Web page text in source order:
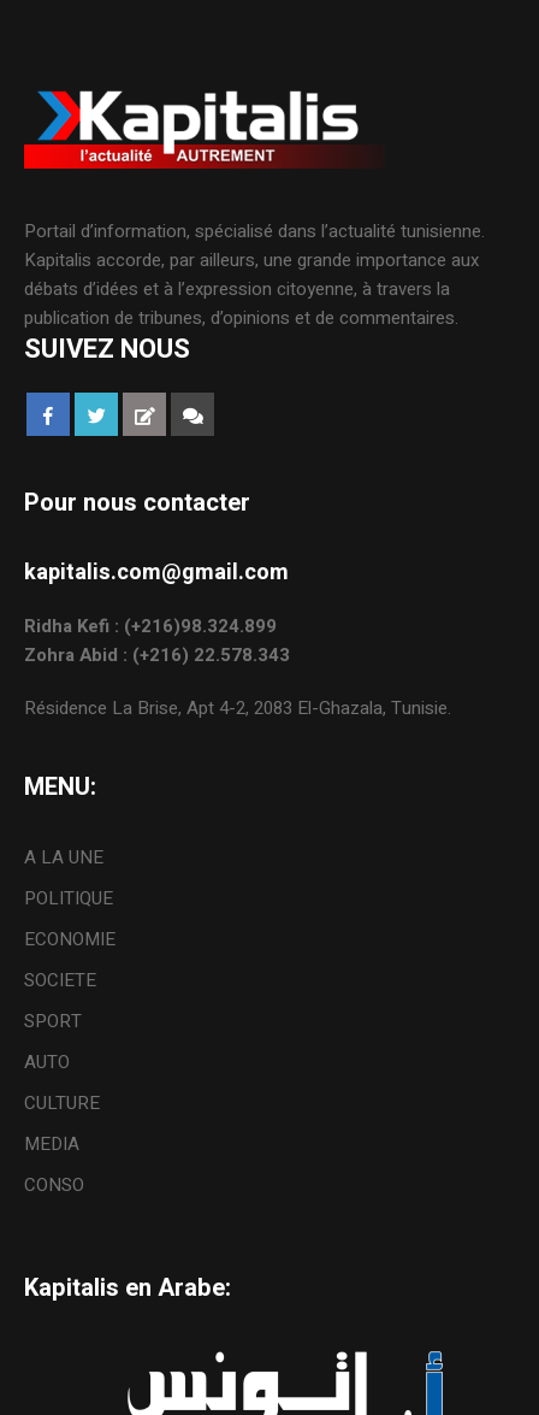
Portail d’information, spécialisé dans l’actualité tunisienne.
Kapitalis accorde, par ailleurs, une grande importance aux
débats d’idées et à l’expression citoyenne, à travers la
publication de tribunes, d’opinions et de commentaires.
SUIVEZ NOUS
Pour nous contacter
kapitalis.com@gmail.com
Ridha Kefi : (+216)98.324.899
Zohra Abid : (+216) 22.578.343
Résidence La Brise, Apt 4-2, 2083 El-Ghazala, Tunisie.
MENU:
A LA UNE
POLITIQUE
ECONOMIE
SOCIETE
SPORT
AUTO
CULTURE
MEDIA
CONSO
Kapitalis en Arabe: